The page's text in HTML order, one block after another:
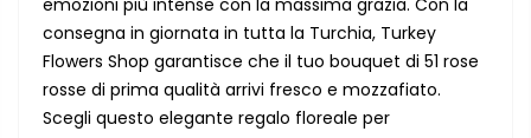
emozioni più intense con la massima grazia. Con la
consegna in giornata in tutta la Turchia, Turkey
Flowers Shop garantisce che il tuo bouquet di 51 rose
rosse di prima qualità arrivi fresco e mozzafiato.
Scegli questo elegante regalo floreale per